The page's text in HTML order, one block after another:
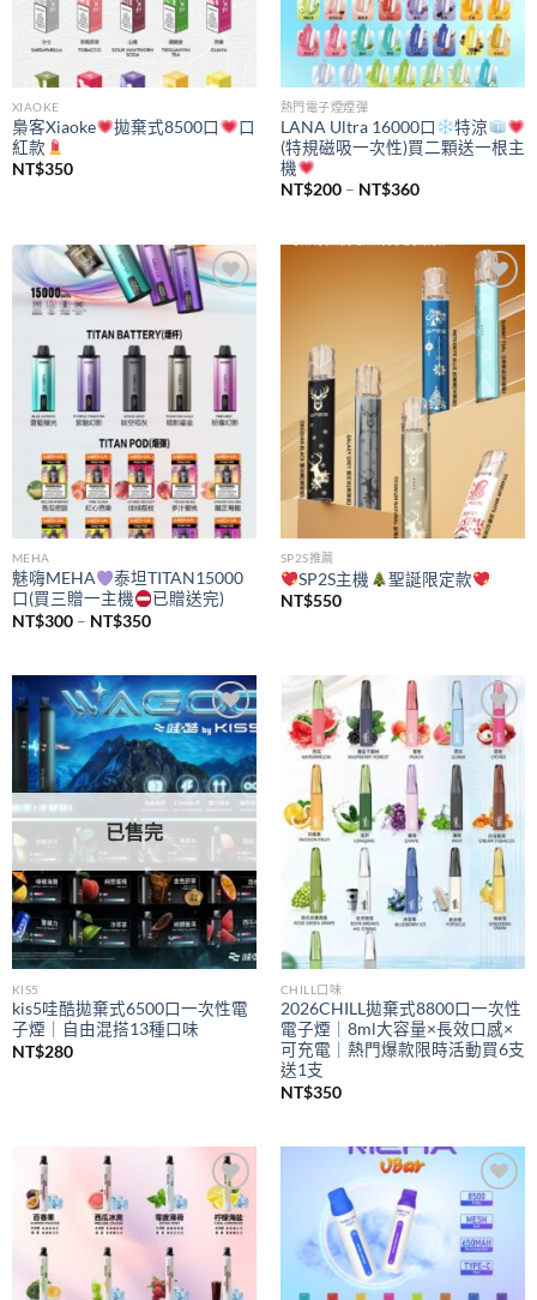
XIAOKE
梟客Xiaoke 拋棄式8500口
口
紅款
NT$350
熱門電子煙煙彈
LANA Ultra 16000口
特涼
(特規磁吸一次性)買二顆送一根主
機
NT$200 – NT$360價
NT$200
到
NT$360
Add to
MEHA
魅嗨MEHA
泰坦TITAN15000
口(買三贈一主機
已贈送完)
NT$300 – NT$350價
NT$300
到
NT$350
Add to
wishlist
SP2S推薦
SP2S主機
聖誕限定款
NT$550
Add to
wishlist
已售完
KIS5
kis5哇酷拋棄式6500口一次性電
子煙｜自由混搭13種口味
NT$280
Add to
wishlist
CHILL口味
2026CHILL拋棄式8800口一次性
電子煙｜8ml大容量×長效口感×
可充電｜熱門爆款限時活動買6支
送1支
NT$350
Add to
wishlist
Add to
wishlist